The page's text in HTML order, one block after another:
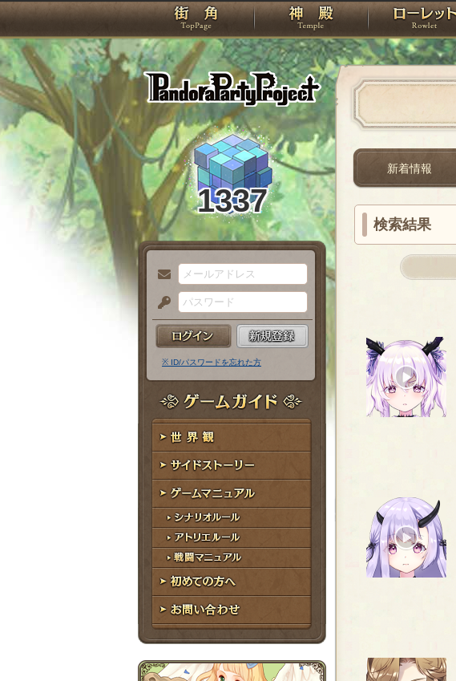
PandoraPartyProject
TOP 神殿
1337
メ
ー
ル
ア
ド
レ
ス
パ
ス
ー
ド
※ ID/パスワードを忘れた方
ゲームガイド
世界観
サイドストーリー
ゲームマニュアル
シナリオルール
アトリエルール
戦闘マニュアル
初めての方へ
お問い合わせ
新着情報
検索結果